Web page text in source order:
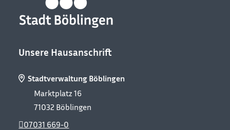
Unsere Hausanschrift
Stadtverwaltung Böblingen
Marktplatz 16
71032 Böblingen
07031 669-0